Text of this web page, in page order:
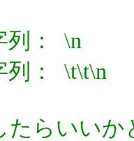
： \n
： \t\t\n
らいいか